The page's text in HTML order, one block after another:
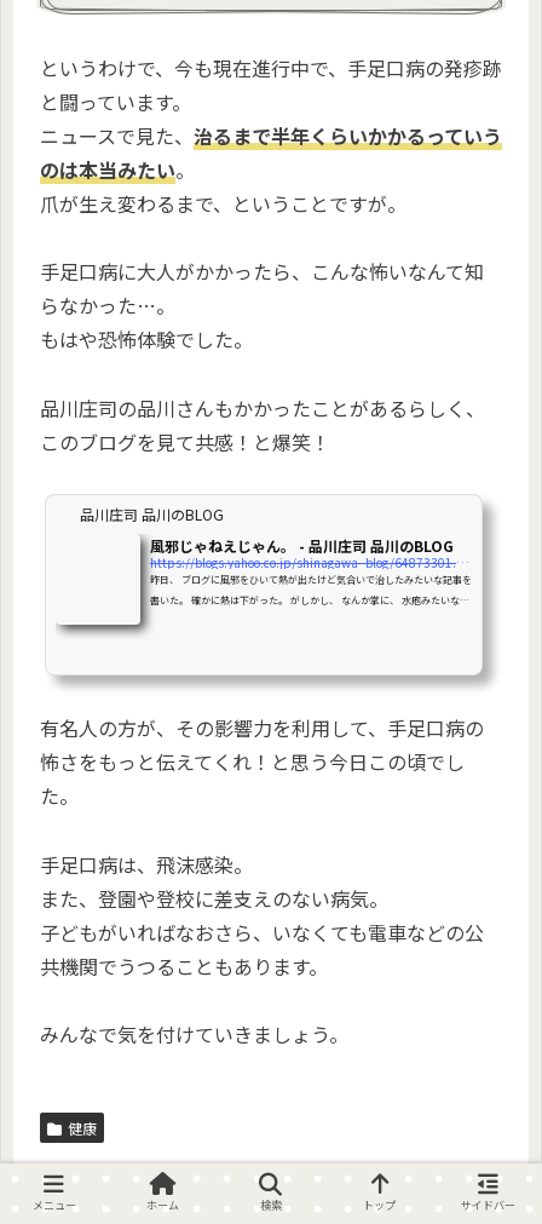
というわけで、今も現在進行中で、手足口病の発疹跡
と闘っています。
ニュースで見た、 治るまで半年くらいかかるっていう
のは本当みたい。
爪が生え変わるまで、ということですが。
手足口病に大人がかかったら、こんな怖いなんて知
らなかった…。
もはや恐怖体験でした。
品川庄司の品川さんもかかったことがあるらしく、
このブログを見て共感！と爆笑！
品川庄司 品川のBLOG
風邪じゃねえじゃん。 - 品川庄司 品川のBLOG
https://blogs.yahoo.co.jp/shinagawa_blog/64873301.html
昨日、 ブログに風邪をひいて熱が出たけど気合いで治したみたいな記事を
書いた。 確かに熱は下がった。 がしかし、 なんか掌に、 水疱みたいなブ
有名人の方が、その影響力を利用して、手足口病の
怖さをもっと伝えてくれ！と思う今日この頃でし
た。
手足口病は、飛沫感染。
また、登園や登校に差支えのない病気。
子どもがいればなおさら、いなくても電車などの公
共機関でうつることもあります。
みんなで気を付けていきましょう。
健康
スポンサーリンク
メニュー ホーム 検索 トップ サイドバー